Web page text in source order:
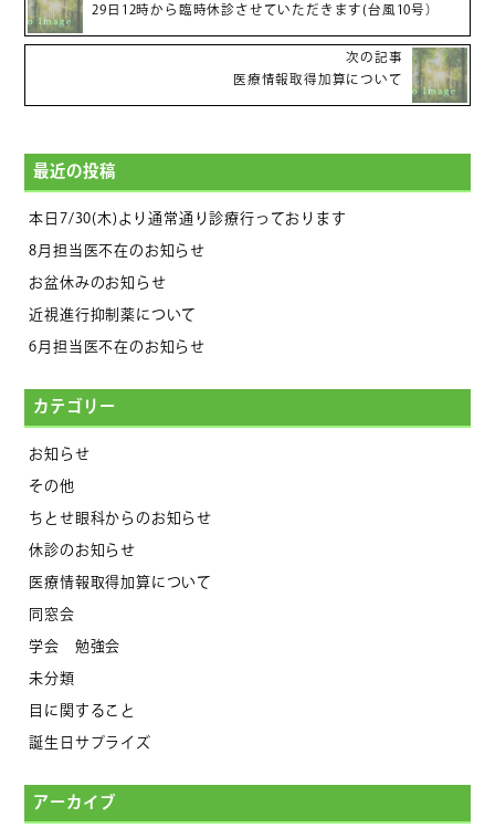
29日12時から臨時休診させていただきます(台風10号）
次の記事
医療情報取得加算について
最近の投稿
本日7/30(木)より通常通り診療行っております
8月担当医不在のお知らせ
お盆休みのお知らせ
近視進行抑制薬について
6月担当医不在のお知らせ
カテゴリー
お知らせ
その他
ちとせ眼科からのお知らせ
休診のお知らせ
医療情報取得加算について
同窓会
学会 勉強会
未分類
目に関すること
誕生日サプライズ
アーカイブ